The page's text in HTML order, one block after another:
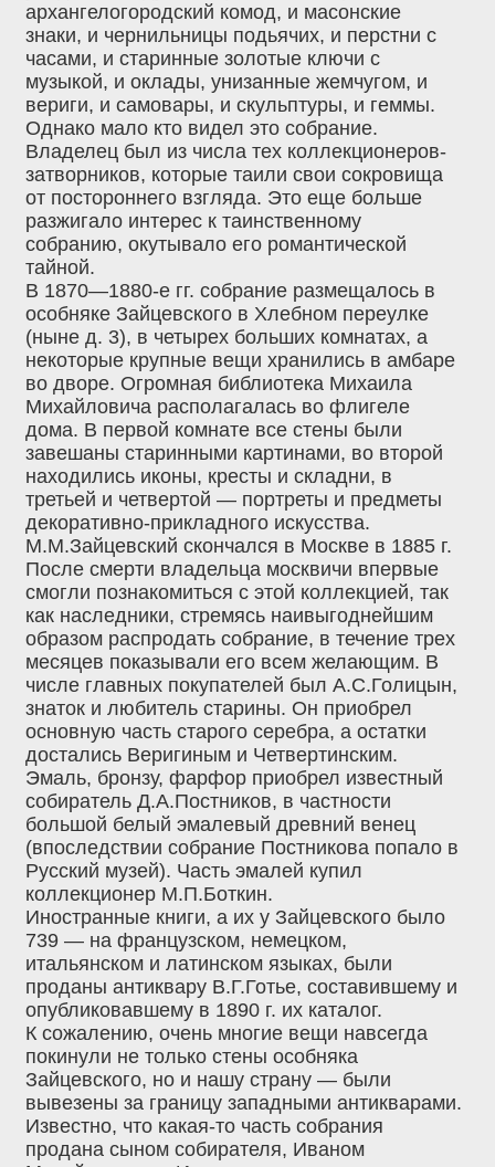
архангелогородский комод, и масонские
знаки, и чернильницы подьячих, и перстни с
часами, и старинные золотые ключи с
музыкой, и оклады, унизанные жемчугом, и
вериги, и самовары, и скульптуры, и геммы.
Однако мало кто видел это собрание.
Владелец был из числа тех коллекционеров-
затворников, которые таили свои сокровища
от постороннего взгляда. Это еще больше
разжигало интерес к таинственному
собранию, окутывало его романтической
тайной.
В 1870—1880-е гг. собрание размещалось в
особняке Зайцевского в Хлебном переулке
(ныне д. 3), в четырех больших комнатах, а
некоторые крупные вещи хранились в амбаре
во дворе. Огромная библиотека Михаила
Михайловича располагалась во флигеле
дома. В первой комнате все стены были
завешаны старинными картинами, во второй
находились иконы, кресты и складни, в
третьей и четвертой — портреты и предметы
декоративно-прикладного искусства.
М.М.Зайцевский скончался в Москве в 1885 г.
После смерти владельца москвичи впервые
смогли познакомиться с этой коллекцией, так
как наследники, стремясь наивыгоднейшим
образом распродать собрание, в течение трех
месяцев показывали его всем желающим. В
числе главных покупателей был А.С.Голицын,
знаток и любитель старины. Он приобрел
основную часть старого серебра, а остатки
достались Веригиным и Четвертинским.
Эмаль, бронзу, фарфор приобрел известный
собиратель Д.А.Постников, в частности
большой белый эмалевый древний венец
(впоследствии собрание Постникова попало в
Русский музей). Часть эмалей купил
коллекционер М.П.Боткин.
Иностранные книги, а их у Зайцевского было
739 — на французском, немецком,
итальянском и латинском языках, были
проданы антиквару В.Г.Готье, составившему и
опубликовавшему в 1890 г. их каталог.
К сожалению, очень многие вещи навсегда
покинули не только стены особняка
Зайцевского, но и нашу страну — были
вывезены за границу западными антикварами.
Известно, что какая-то часть собрания
продана сыном собирателя, Иваном